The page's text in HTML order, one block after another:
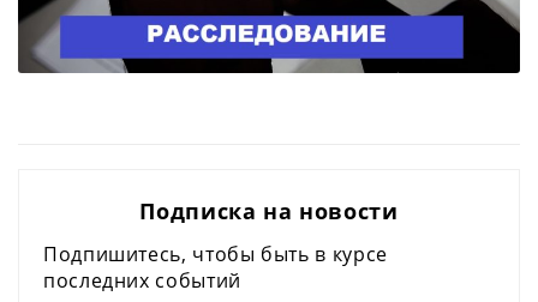
Подписка на новости
Подпишитесь, чтобы быть в курсе
последних событий